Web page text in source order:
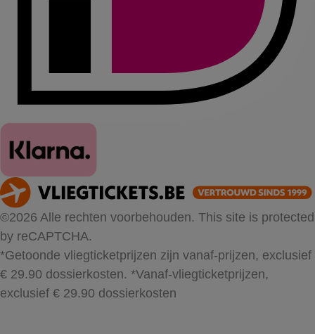
©2026 Alle rechten voorbehouden. This site is protected
by reCAPTCHA.
*Getoonde vliegticketprijzen zijn vanaf-prijzen, exclusief
€ 29.90 dossierkosten. *Vanaf-vliegticketprijzen,
exclusief € 29.90 dossierkosten